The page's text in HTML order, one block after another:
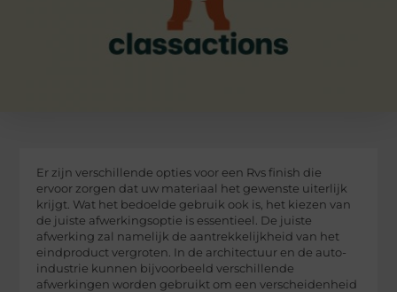
Er zijn verschillende opties voor een Rvs finish die
ervoor zorgen dat uw materiaal het gewenste uiterlijk
krijgt. Wat het bedoelde gebruik ook is, het kiezen van
de juiste afwerkingsoptie is essentieel. De juiste
afwerking zal namelijk de aantrekkelijkheid van het
eindproduct vergroten. In de architectuur en de auto-
industrie kunnen bijvoorbeeld verschillende
afwerkingen worden gebruikt om een verscheidenheid